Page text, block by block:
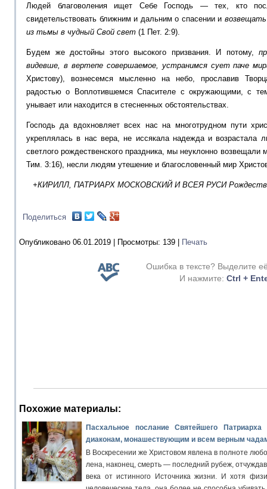
Людей благоволения ищет Себе Господь — тех, кто
свидетельствовать ближним и дальним о спасении и
из тьмы в чудный Свой свет (1 Пет. 2:9).
Будем же достойны этого высокого призвания. И потому,
видевше, в вертепе совершаемое, устранимся сует паче
Христову), вознесемся мысленно на небо, прославив
радостью о Воплотившемся Спасителе с окружающими, с
унывает или находится в стесненных обстоятельствах.
Господь да вдохновляет всех нас на многотрудном пути
укреплялась в нас вера, не иссякала надежда и возрастала
светлого рождественского праздника, мы неуклонно возвещали
Тим. 3:16), несли людям утешение и благословенный мир
+КИРИЛЛ, ПАТРИАРХ МОСКОВСКИЙ И ВСЕЯ РУСИ Рождество
Поделиться
Опубликовано 06.01.2019 | Просмотры: 139 | Печать
Ошибка в тексте? Выделите
И нажмите: Ctrl +
Похожие материалы:
Пасхальное послание Святейшего
диаконам, монашествующим и всем верным
В Воскресении же Христовом явлена в полноте
лена, наконец, смерть — последний рубеж,
века от истинного Источника жизни. И хотя